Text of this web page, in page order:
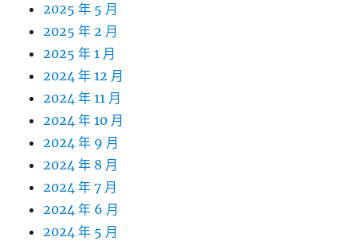
2025 年 5 月
2025 年 2 月
2025 年 1 月
2024 年 12 月
2024 年 11 月
2024 年 10 月
2024 年 9 月
2024 年 8 月
2024 年 7 月
2024 年 6 月
2024 年 5 月